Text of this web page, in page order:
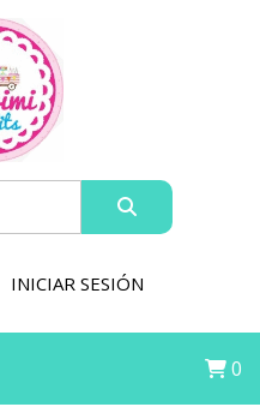
INICIAR SESIÓN
0